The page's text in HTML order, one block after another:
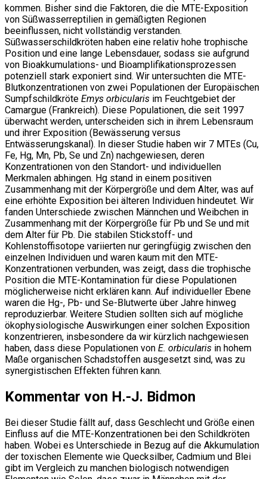
kommen. Bisher sind die Faktoren, die die MTE-Exposition
von Süßwasserreptilien in gemäßigten Regionen
beeinflussen, nicht vollständig verstanden.
Süßwasserschildkröten haben eine relativ hohe trophische
Position und eine lange Lebensdauer, sodass sie aufgrund
von Bioakkumulations- und Bioamplifikationsprozessen
potenziell stark exponiert sind. Wir untersuchten die MTE-
Blutkonzentrationen von zwei Populationen der Europäischen
Sumpfschildkröte Emys orbicularis im Feuchtgebiet der
Camargue (Frankreich). Diese Populationen, die seit 1997
überwacht werden, unterscheiden sich in ihrem Lebensraum
und ihrer Exposition (Bewässerung versus
Entwässerungskanal). In dieser Studie haben wir 7 MTEs (Cu,
Fe, Hg, Mn, Pb, Se und Zn) nachgewiesen, deren
Konzentrationen von den Standort- und individuellen
Merkmalen abhingen. Hg stand in einem positiven
Zusammenhang mit der Körpergröße und dem Alter, was auf
eine erhöhte Exposition bei älteren Individuen hindeutet. Wir
fanden Unterschiede zwischen Männchen und Weibchen in
Zusammenhang mit der Körpergröße für Pb und Se und mit
dem Alter für Pb. Die stabilen Stickstoff- und
Kohlenstoffisotope variierten nur geringfügig zwischen den
einzelnen Individuen und waren kaum mit den MTE-
Konzentrationen verbunden, was zeigt, dass die trophische
Position die MTE-Kontamination für diese Populationen
möglicherweise nicht erklären kann. Auf individueller Ebene
waren die Hg-, Pb- und Se-Blutwerte über Jahre hinweg
reproduzierbar. Weitere Studien sollten sich auf mögliche
ökophysiologische Auswirkungen einer solchen Exposition
konzentrieren, insbesondere da wir kürzlich nachgewiesen
haben, dass diese Populationen von E. orbicularis in hohem
Maße organischen Schadstoffen ausgesetzt sind, was zu
synergistischen Effekten führen kann.
Kommentar von H.-J. Bidmon
Bei dieser Studie fällt auf, dass Geschlecht und Größe einen
Einfluss auf die MTE-Konzentrationen bei den Schildkröten
haben. Wobei es Unterschiede in Bezug auf die Akkumulation
der toxischen Elemente wie Quecksilber, Cadmium und Blei
gibt im Vergleich zu manchen biologisch notwendigen